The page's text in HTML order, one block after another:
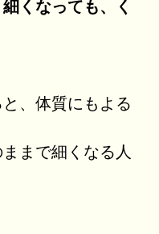
くなっても、く
、体質にもよる
まで細くなる人